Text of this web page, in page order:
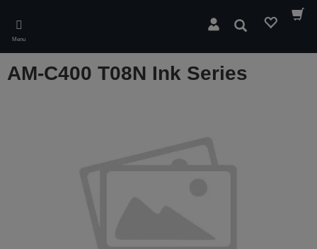
main
content
Menu
Pesquisar
AM-C400 T08N Ink Series